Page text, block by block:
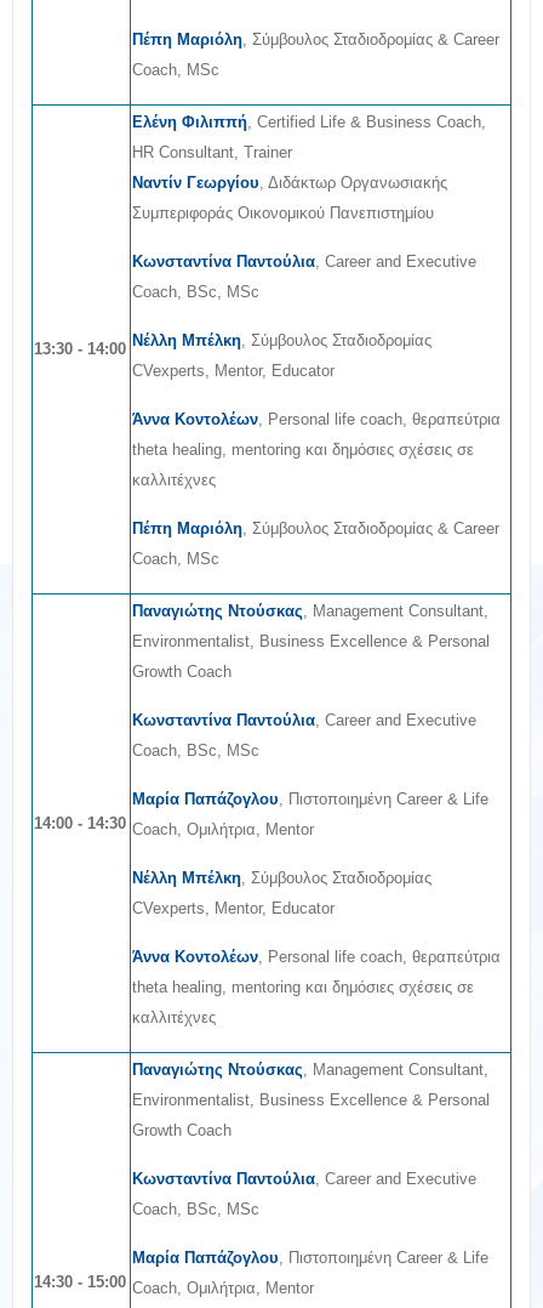
Πέπη Μαριόλη, Σύμβουλος Σταδιοδρομίας & Career
Coach, MSc
13:30 - 14:00
Ελένη Φιλιππή, Certified Life & Business Coach,
HR Consultant, Trainer
Ναντίν Γεωργίου, Διδάκτωρ Οργανωσιακής
Συμπεριφοράς Οικονομικού Πανεπιστημίου
Κωνσταντίνα Παντούλια, Career and Executive
Coach, BSc, MSc
Νέλλη Μπέλκη, Σύμβουλος Σταδιοδρομίας
CVexperts, Mentor, Educator
Άννα Κοντολέων, Personal life coach, θεραπεύτρια
theta healing, mentoring και δημόσιες σχέσεις σε
καλλιτέχνες
Πέπη Μαριόλη, Σύμβουλος Σταδιοδρομίας & Career
Coach, MSc
14:00 - 14:30
Παναγιώτης Ντούσκας, Management Consultant,
Environmentalist, Business Excellence & Personal
Growth Coach
Κωνσταντίνα Παντούλια, Career and Executive
Coach, BSc, MSc
Μαρία Παπάζογλου, Πιστοποιημένη Career & Life
Coach, Ομιλήτρια, Mentor
Νέλλη Μπέλκη, Σύμβουλος Σταδιοδρομίας
CVexperts, Mentor, Educator
Άννα Κοντολέων, Personal life coach, θεραπεύτρια
theta healing, mentoring και δημόσιες σχέσεις σε
καλλιτέχνες
14:30 - 15:00
Παναγιώτης Ντούσκας, Management Consultant,
Environmentalist, Business Excellence & Personal
Growth Coach
Κωνσταντίνα Παντούλια, Career and Executive
Coach, BSc, MSc
Μαρία Παπάζογλου, Πιστοποιημένη Career & Life
Coach, Ομιλήτρια, Mentor